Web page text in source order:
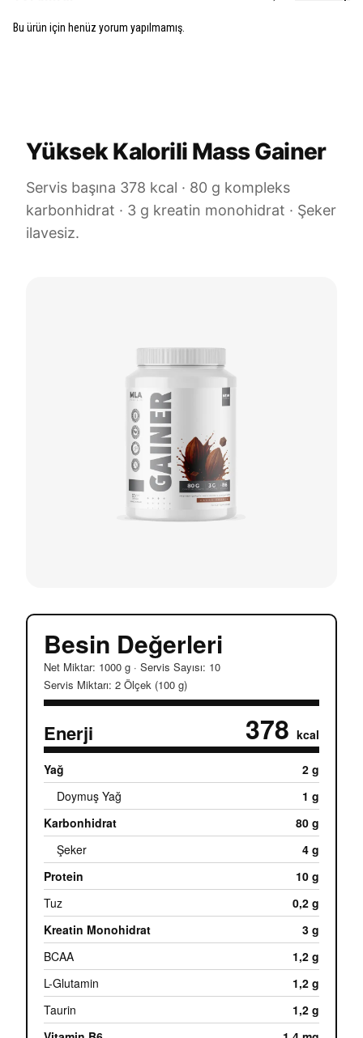
Bu ürün için henüz yorum yapılmamış.
Yüksek Kalorili Mass Gainer
Servis başına 378 kcal · 80 g kompleks
karbonhidrat · 3 g kreatin monohidrat · Şeker
ilavesiz.
Besin Değerleri
Net Miktar: 1000 g · Servis Sayısı: 10
Servis Miktarı: 2 Ölçek (100 g)
Enerji 378 kcal
Yağ
2 g
Doymuş Yağ
1 g
Karbonhidrat
80 g
Şeker
4 g
Protein
10 g
Tuz
0,2 g
Kreatin Monohidrat
3 g
BCAA
1,2 g
L-Glutamin
1,2 g
Taurin
1,2 g